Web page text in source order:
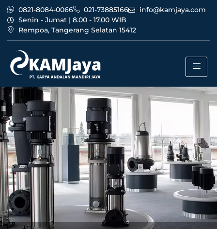
0821-8084-0066 021-73885166
info@kamjaya.com
Senin - Jumat | 8.00 - 17.00 WIB
Rempoa, Tangerang Selatan 15412